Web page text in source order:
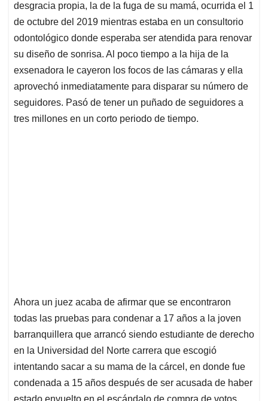
A
p
p
o
o
k
d
I
n
d
s
desgracia propia, la de la fuga de su mamá, ocurrida el 1
de octubre del 2019 mientras estaba en un consultorio
odontológico donde esperaba ser atendida para renovar
su diseño de sonrisa. Al poco tiempo a la hija de la
exsenadora le cayeron los focos de las cámaras y ella
aprovechó inmediatamente para disparar su número de
seguidores. Pasó de tener un puñado de seguidores a
tres millones en un corto periodo de tiempo.
Ahora un juez acaba de afirmar que se encontraron
todas las pruebas para condenar a 17 años a la joven
barranquillera que arrancó siendo estudiante de derecho
en la Universidad del Norte carrera que escogió
intentando sacar a su mama de la cárcel, en donde fue
condenada a 15 años después de ser acusada de haber